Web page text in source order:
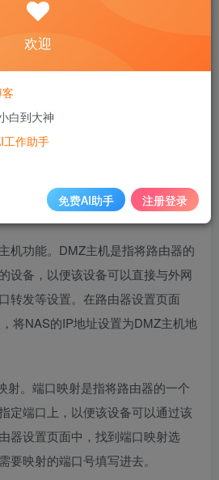
Storage）是一种网络存储设备，可
中央数据存储和文件共享服务。在
常使用路由器作为网络连接和管理
后，可以通过局域网访问，但是如
要为NAS配置公网IP地址。本文将
NAS公网IP，并进行NAS的公网IP
机功能。DMZ主机是指将路由器的
设备，以便该设备可以直接与外网
转发等设置。在路由器设置页面
将NAS的IP地址设置为DMZ主机地
射。端口映射是指将路由器的一个
定端口上，以便该设备可以通过该
器设置页面中，找到端口映射选
要映射的端口号填写进去。
欢迎
白到大神
工作助手
免费AI助手 注册登录